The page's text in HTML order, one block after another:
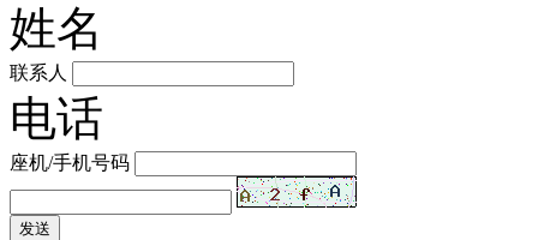
姓名
联系人
电话
座机/手机号码